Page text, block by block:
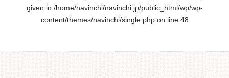
given in /home/navinchi/navinchi.jp/public_html/wp/wp-
content/themes/navinchi/single.phpon line 48